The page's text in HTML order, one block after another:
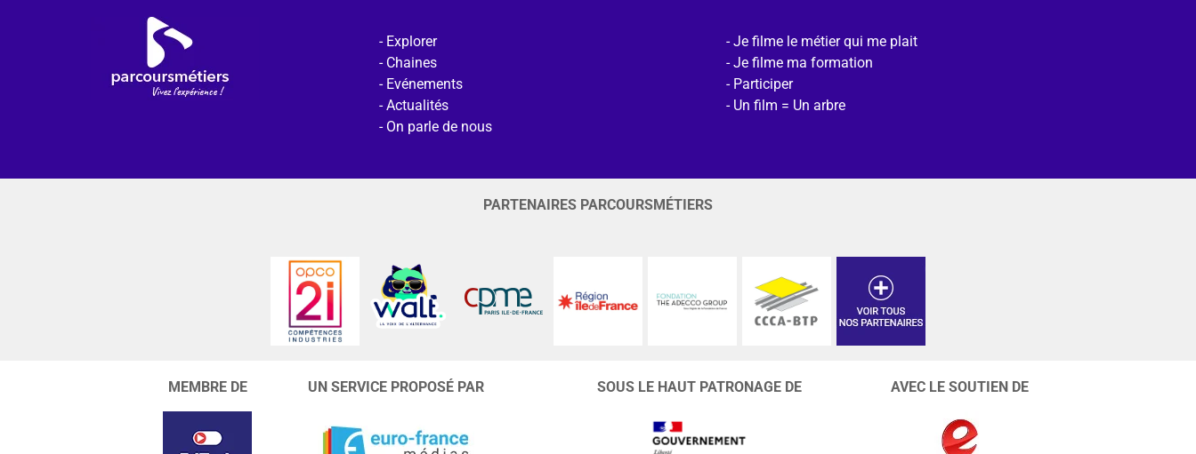
Explorer
Chaines
Evénements
Actualités
On parle de nous
Je filme le métier qui me plait
Je filme ma formation
Participer
Un film = Un arbre
PARTENAIRES PARCOURSMÉTIERS
MEMBRE DE UN SERVICE PROPOSÉ PAR SOUS LE HAUT PATRONAGE DE AVEC LE SOUTIEN DE